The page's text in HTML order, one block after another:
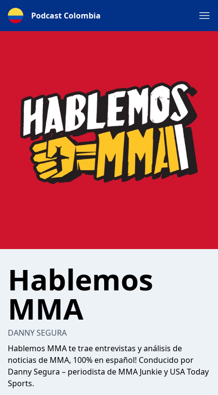
Podcast Colombia
Hablemos
MMA
DANNY SEGURA
Hablemos MMA te trae entrevistas y análisis de
noticias de MMA, 100% en español! Conducido por
Danny Segura – periodista de MMA Junkie y USA Today
Sports.